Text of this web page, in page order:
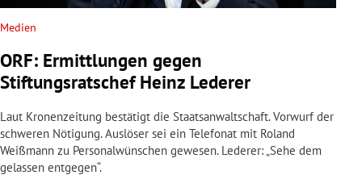
Medien
ORF: Ermittlungen gegen
Stiftungsratschef Heinz Lederer
Laut Kronenzeitung bestätigt die Staatsanwaltschaft. Vorwurf der
schweren Nötigung. Auslöser sei ein Telefonat mit Roland
Weißmann zu Personalwünschen gewesen. Lederer: „Sehe dem
gelassen entgegen“.